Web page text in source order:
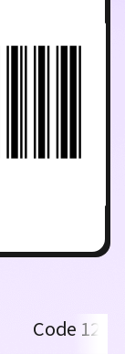
Code 128